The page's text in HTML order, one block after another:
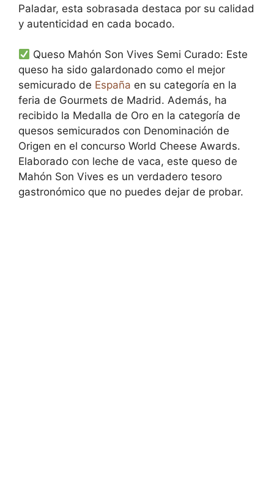
Paladar, esta sobrasada destaca por su calidad
y autenticidad en cada bocado.
Queso Mahón Son Vives Semi Curado: Este
queso ha sido galardonado como el mejor
semicurado de España en su categoría en la
feria de Gourmets de Madrid. Además, ha
recibido la Medalla de Oro en la categoría de
quesos semicurados con Denominación de
Origen en el concurso World Cheese Awards.
Elaborado con leche de vaca, este queso de
Mahón Son Vives es un verdadero tesoro
gastronómico que no puedes dejar de probar.